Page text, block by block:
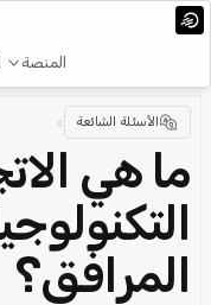
المنصة
الأسئلة الشائعة >
ما هي
المرافق؟